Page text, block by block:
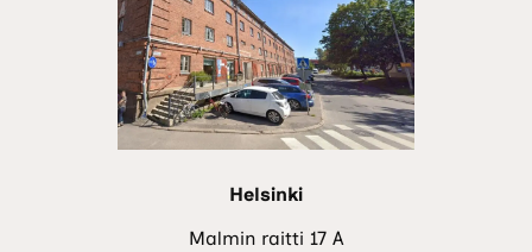
Helsinki
Malmin raitti 17 A